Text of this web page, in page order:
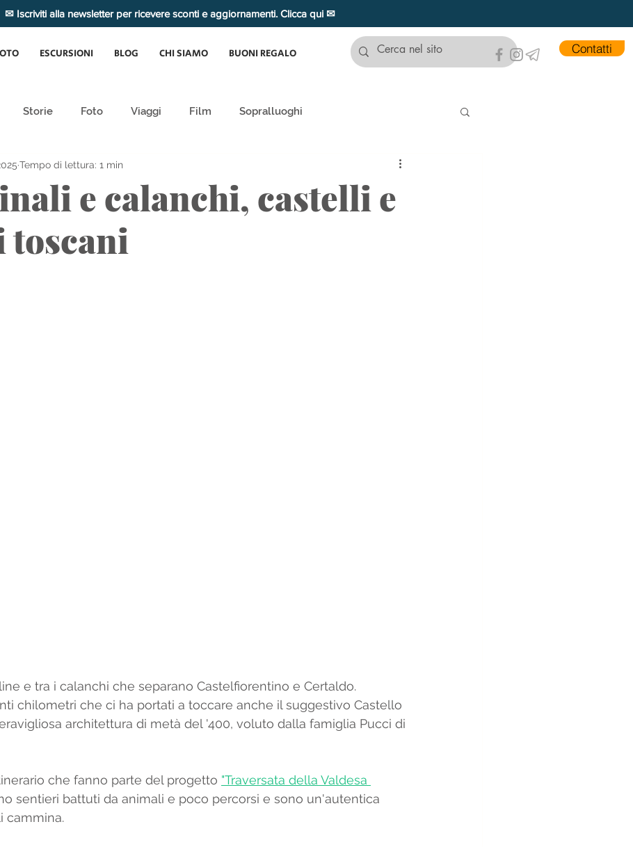
✉ Iscriviti alla newsletter per ricevere sconti e aggiornamenti. Clicca qui ✉
ESCURSIONI BLOG CHI SIAMO BUONI REGALO Contatti
Storie Foto Viaggi Film Sopralluoghi
e calanchi, castelli e
Tempo di lettura: 1 min
e tra i calanchi che separano Castelfiorentino e Certaldo.
chilometri che ci ha portati a toccare anche il suggestivo Castello
architettura di metà del '400, voluto dalla famiglia Pucci di
che fanno parte del progetto "Traversata della Valdesa
sentieri battuti da animali e poco percorsi e sono un'autentica
cammina.